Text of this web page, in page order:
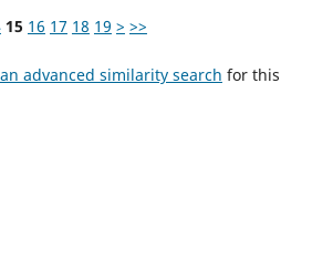
15 16 17 18 19 > >>
advanced similarity search for this